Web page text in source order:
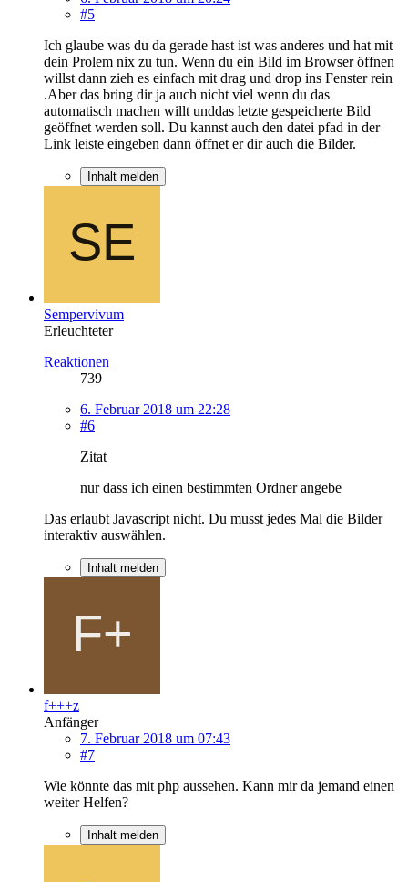
#5
Ich glaube was du da gerade hast ist was anderes und hat mit
dein Prolem nix zu tun. Wenn du ein Bild im Browser öffnen
willst dann zieh es einfach mit drag und drop ins Fenster rein
.Aber das bring dir ja auch nicht viel wenn du das
automatisch machen willt unddas letzte gespeicherte Bild
geöffnet werden soll. Du kannst auch den datei pfad in der
Link leiste eingeben dann öffnet er dir auch die Bilder.
Inhalt melden
Sempervivum
Erleuchteter
Reaktionen
739
6. Februar 2018 um 22:28
#6
Zitat
nur dass ich einen bestimmten Ordner angebe
Das erlaubt Javascript nicht. Du musst jedes Mal die Bilder
interaktiv auswählen.
Inhalt melden
f+++z
Anfänger
7. Februar 2018 um 07:43
#7
Wie könnte das mit php aussehen. Kann mir da jemand einen
weiter Helfen?
Inhalt melden